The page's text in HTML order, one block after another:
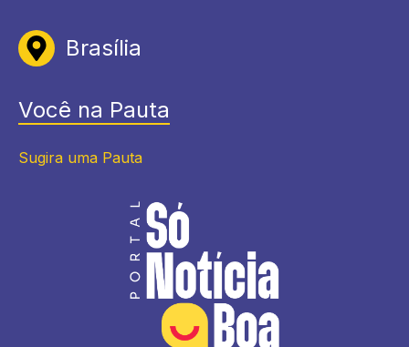
Brasília
Você na Pauta
Sugira uma Pauta